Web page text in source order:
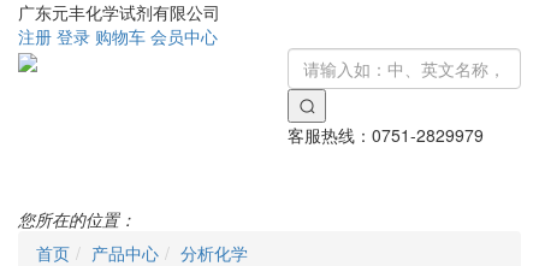
广东元丰化学试剂有限公司
注册 登录 购物车 会员中心
客服热线： 0751-2829979
您所在的位置：
首页
产品中心 分析化学